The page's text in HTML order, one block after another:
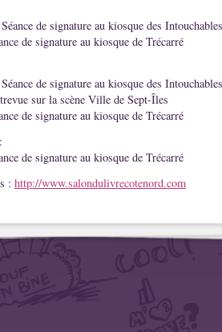
de signature au kiosque des Intouchables
de signature au kiosque de Trécarré
de signature au kiosque des Intouchables
sur la scène Ville de Sept-Îles
de signature au kiosque de Trécarré
de signature au kiosque de Trécarré
: http://www.salondulivrecotenord.com